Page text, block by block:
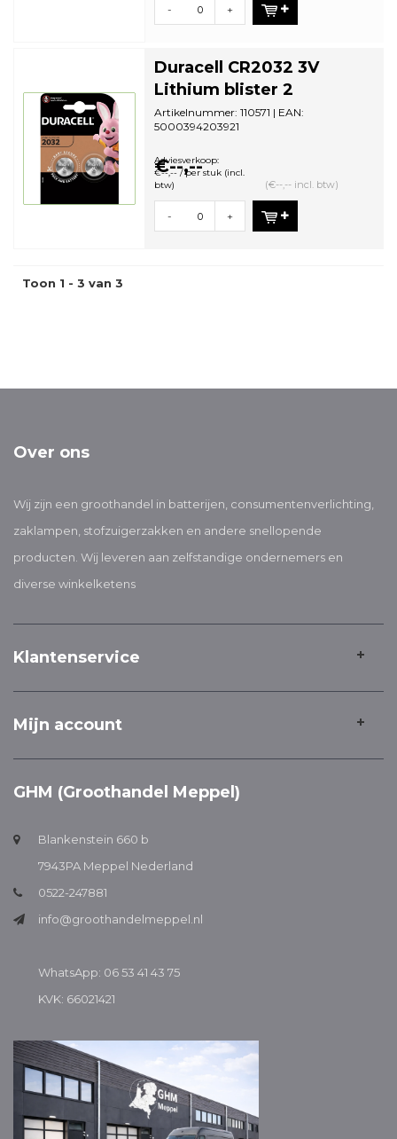
- +
Duracell CR2032 3V
Lithium blister 2
Artikelnummer: 110571 | EAN:
5000394203921
bestelhoeveelheid: 10
€--,--
Adviesverkoop:
€--,-- / per stuk (incl.
btw)
(€--,-- incl. btw)
- +
Toon 1 - 3 van 3
Over ons
Wij zijn een groothandel in batterijen, consumentenverlichting,
zaklampen, stofzuigerzakken en andere snellopende
producten. Wij leveren aan zelfstandige ondernemers en
diverse winkelketens
Klantenservice
Mijn account
GHM (Groothandel Meppel)
Blankenstein 660 b
7943PA Meppel Nederland
0522-247881
info@groothandelmeppel.nl
WhatsApp: 06 53 41 43 75
KVK: 66021421